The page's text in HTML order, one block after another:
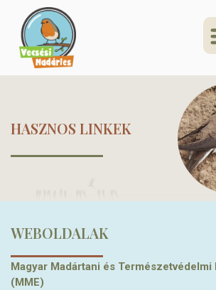
HASZNOS LINKEK
WEBOLDALAK
Magyar Madártani és Természetvédelmi
(MME)